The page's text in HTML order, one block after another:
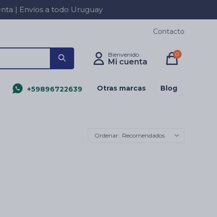
| Envíos a todo Uruguay
+59896722639 Otras marcas Blog
0
Contacto
Recomendados